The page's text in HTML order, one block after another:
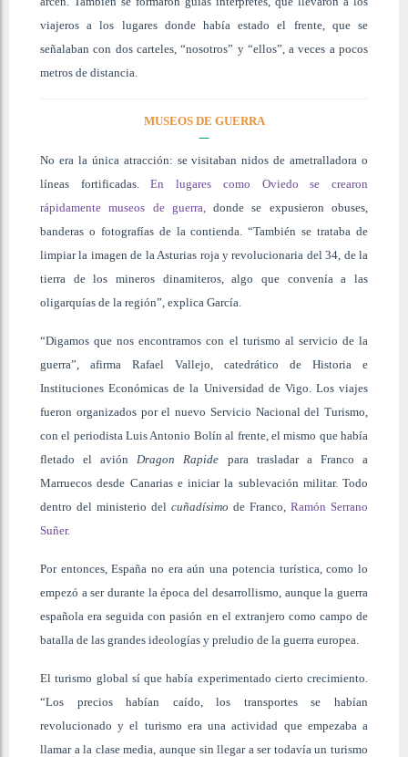
viajeros a los lugares donde había estado el frente, que se
señalaban con dos carteles, “nosotros” y “ellos”, a veces a pocos
metros de distancia.
MUSEOS DE GUERRA
No era la única atracción: se visitaban nidos de ametralladora o
líneas fortificadas.En lugares como Oviedo se crearon
rápidamente museos de guerra,
donde se expusieron obuses,
banderas o fotografías de la contienda. “También se trataba de
limpiar la imagen de la Asturias roja y revolucionaria del 34, de la
tierra de los mineros dinamiteros, algo que convenía a las
oligarquías de la región”, explica García.
“Digamos que nos encontramos con el turismo al servicio de la
guerra”, afirma Rafael Vallejo, catedrático de Historia e
Instituciones Económicas de la Universidad de Vigo. Los viajes
fueron organizados por el nuevo Servicio Nacional del Turismo,
con el periodista Luis Antonio Bolín al frente, el mismo que había
fletado el avión Dragon Rapide para trasladar a Franco a
Marruecos desde Canarias e iniciar la sublevación militar. Todo
dentro del ministerio del cuñadísimo de Franco, Ramón Serrano
Suñer.
Por entonces, España no era aún una potencia turística, como lo
empezó a ser durante la época del desarrollismo, aunque la guerra
española era seguida con pasión en el extranjero como campo de
batalla de las grandes ideologías y preludio de la guerra europea.
El turismo global sí que había experimentado cierto crecimiento.
“Los precios habían caído, los transportes se habían
revolucionado y el turismo era una actividad que empezaba a
llamar a la clase media, aunque sin llegar a ser todavía un turismo